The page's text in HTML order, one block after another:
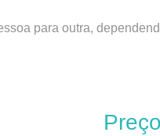
para outra,